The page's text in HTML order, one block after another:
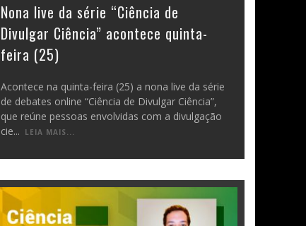
Nona live da série “Ciência de
Divulgar Ciência” acontece quinta-
feira (25)
Acontece na quinta-feira (25) a nona live da série
de debates online “Ciência de Divulgar Ciência”,
que reúne pessoas envolvidas com a divulgação
cie... LEIA MAIS...